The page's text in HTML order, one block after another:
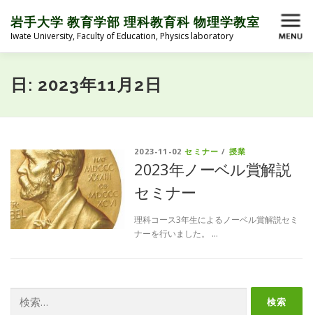
ッ
岩手大学 教育学部 理科教育科 物理学教室
Iwate University, Faculty of Education, Physics laboratory
メニュー
HOME ABOUT MEMBER
日: 2023年11月2日
2023-11-02セミナー / 授業
2023年ノーベル賞解説
セミナー
理科コース3年生によるノーベル賞解説セミ
ナーを行いました。 …
索: